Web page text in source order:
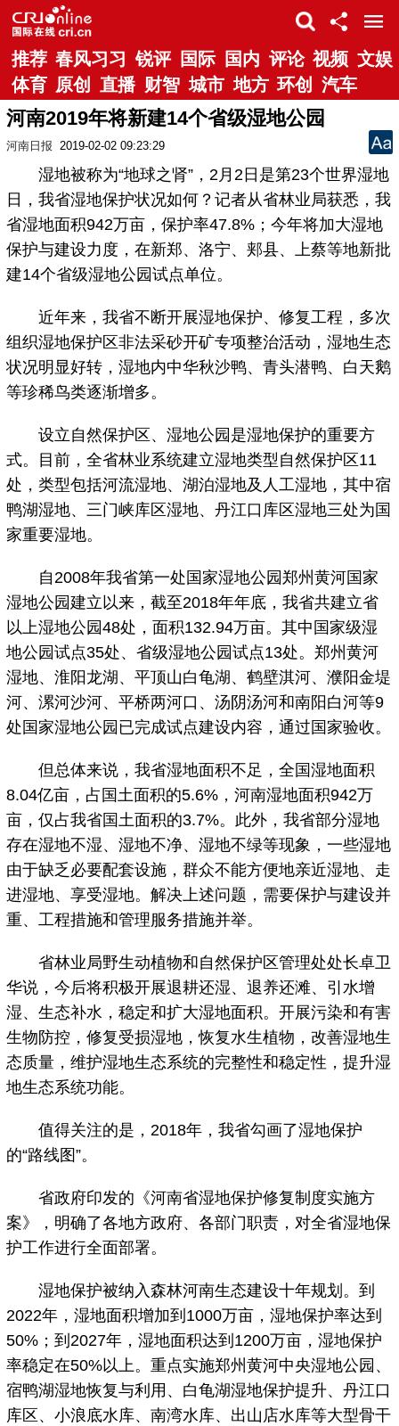
推荐 春风习习 锐评 国际 国内 评论 视频 文娱
体育 原创 直播 财智 城市 地方 环创 汽车
河南2019年将新建14个省级湿地公园
河南日报 2019-02-02 09:23:29
湿地被称为“地球之肾”，2月2日是第23个世界湿地
日，我省湿地保护状况如何？记者从省林业局获悉，我
省湿地面积942万亩，保护率47.8%；今年将加大湿地
保护与建设力度，在新郑、洛宁、郏县、上蔡等地新批
建14个省级湿地公园试点单位。
近年来，我省不断开展湿地保护、修复工程，多次
组织湿地保护区非法采砂开矿专项整治活动，湿地生态
状况明显好转，湿地内中华秋沙鸭、青头潜鸭、白天鹅
等珍稀鸟类逐渐增多。
设立自然保护区、湿地公园是湿地保护的重要方
式。目前，全省林业系统建立湿地类型自然保护区11
处，类型包括河流湿地、湖泊湿地及人工湿地，其中宿
鸭湖湿地、三门峡库区湿地、丹江口库区湿地三处为国
家重要湿地。
自2008年我省第一处国家湿地公园郑州黄河国家
湿地公园建立以来，截至2018年年底，我省共建立省
以上湿地公园48处，面积132.94万亩。其中国家级湿
地公园试点35处、省级湿地公园试点13处。郑州黄河
湿地、淮阳龙湖、平顶山白龟湖、鹤壁淇河、濮阳金堤
河、漯河沙河、平桥两河口、汤阴汤河和南阳白河等9
处国家湿地公园已完成试点建设内容，通过国家验收。
但总体来说，我省湿地面积不足，全国湿地面积
8.04亿亩，占国土面积的5.6%，河南湿地面积942万
亩，仅占我省国土面积的3.7%。此外，我省部分湿地
存在湿地不湿、湿地不净、湿地不绿等现象，一些湿地
由于缺乏必要配套设施，群众不能方便地亲近湿地、走
进湿地、享受湿地。解决上述问题，需要保护与建设并
重、工程措施和管理服务措施并举。
省林业局野生动植物和自然保护区管理处处长卓卫
华说，今后将积极开展退耕还湿、退养还滩、引水增
湿、生态补水，稳定和扩大湿地面积。开展污染和有害
生物防控，修复受损湿地，恢复水生植物，改善湿地生
态质量，维护湿地生态系统的完整性和稳定性，提升湿
地生态系统功能。
值得关注的是，2018年，我省勾画了湿地保护
的“路线图”。
省政府印发的《河南省湿地保护修复制度实施方
案》，明确了各地方政府、各部门职责，对全省湿地保
护工作进行全面部署。
湿地保护被纳入森林河南生态建设十年规划。到
2022年，湿地面积增加到1000万亩，湿地保护率达到
50%；到2027年，湿地面积达到1200万亩，湿地保护
率稳定在50%以上。重点实施郑州黄河中央湿地公园、
宿鸭湖湿地恢复与利用、白龟湖湿地保护提升、丹江口
库区、小浪底水库、南湾水库、出山店水库等大型骨干